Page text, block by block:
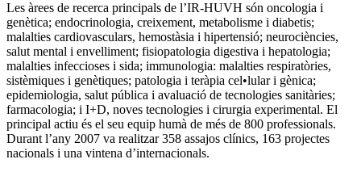
Les àrees de recerca principals de l’IR-HUVH són oncologia i
genètica; endocrinologia, creixement, metabolisme i diabetis;
malalties cardiovasculars, hemostàsia i hipertensió; neurociències,
salut mental i envelliment; fisiopatologia digestiva i hepatologia;
malalties infeccioses i sida; immunologia: malalties respiratòries,
sistèmiques i genètiques; patologia i teràpia cel•lular i gènica;
epidemiologia, salut pública i avaluació de tecnologies sanitàries;
farmacologia; i I+D, noves tecnologies i cirurgia experimental. El
principal actiu és el seu equip humà de més de 800 professionals.
Durant l’any 2007 va realitzar 358 assajos clínics, 163 projectes
nacionals i una vintena d’internacionals.